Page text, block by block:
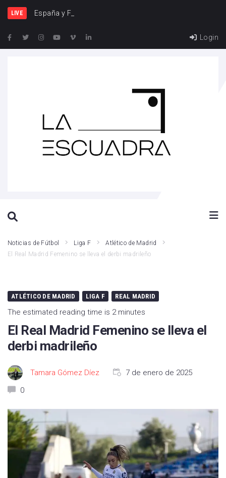
LIVE España y Francia, una rival
Login
Noticias de Fútbol Liga F
Atlético de Madrid
El Real Madrid Femenino se lleva el derbi madrileño
ATLÉTICO DE MADRID LIGA F REAL MADRID
The estimated reading time is 2 minutes
El Real Madrid Femenino se lleva el
derbi madrileño
Tamara Gómez Díez
7 de enero de 2025
0